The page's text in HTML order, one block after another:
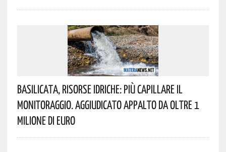
Basilicata, Risorse Idriche: Più Capillare Il
Monitoraggio. Aggiudicato Appalto Da Oltre 1
Milione Di Euro